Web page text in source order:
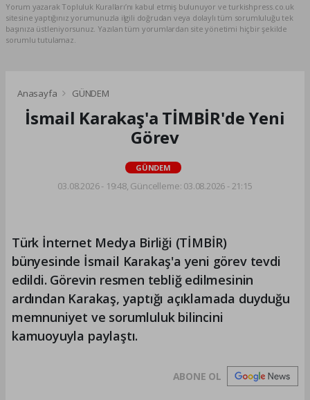
Yorum yazarak Topluluk Kuralları’nı kabul etmiş bulunuyor ve turkishpress.co.uk
sitesine yaptığınız yorumunuzla ilgili doğrudan veya dolaylı tüm sorumluluğu tek
başınıza üstleniyorsunuz. Yazılan tüm yorumlardan site yönetimi hiçbir şekilde
sorumlu tutulamaz.
Anasayfa GÜNDEM
İsmail Karakaş'a TİMBİR'de Yeni
Görev
GÜNDEM
03.08.2026 - 19:48, Güncelleme: 03.08.2026 - 21:15
Türk İnternet Medya Birliği (TİMBİR)
bünyesinde İsmail Karakaş'a yeni görev tevdi
edildi. Görevin resmen tebliğ edilmesinin
ardından Karakaş, yaptığı açıklamada duyduğu
memnuniyet ve sorumluluk bilincini
kamuoyuyla paylaştı.
ABONE OL